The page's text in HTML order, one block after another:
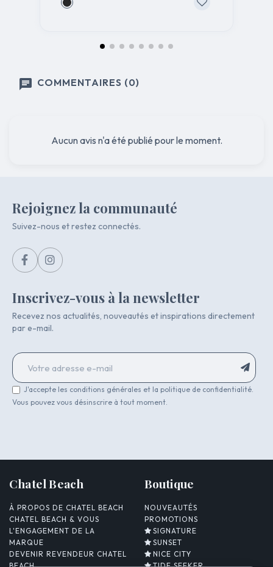
COMMENTAIRES (0)
Aucun avis n'a été publié pour le moment.
Rejoignez la communauté
Suivez-nous et restez connectés.
Inscrivez-vous à la newsletter
Recevez nos actualités, nouveautés et inspirations directement
par e-mail.
J'accepte les conditions générales et la politique de confidentialité.
Vous pouvez vous désinscrire à tout moment.
Chatel Beach
À PROPOS DE CHATEL BEACH
CHATEL BEACH & VOUS
L'ENGAGEMENT DE LA
MARQUE
DEVENIR REVENDEUR CHATEL
Boutique
NOUVEAUTÉS
PROMOTIONS
SIGNATURE
SUNSET
NICE CITY